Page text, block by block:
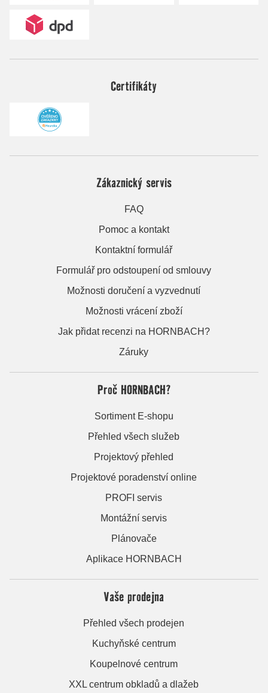
Certifikáty
Zákaznický servis
FAQ
Pomoc a kontakt
Kontaktní formulář
Formulář pro odstoupení od smlouvy
Možnosti doručení a vyzvednutí
Možnosti vrácení zboží
Jak přidat recenzi na HORNBACH?
Záruky
Proč HORNBACH?
Sortiment E-shopu
Přehled všech služeb
Projektový přehled
Projektové poradenství online
PROFI servis
Montážní servis
Plánovače
Aplikace HORNBACH
Vaše prodejna
Přehled všech prodejen
Kuchyňské centrum
Koupelnové centrum
XXL centrum obkladů a dlažeb